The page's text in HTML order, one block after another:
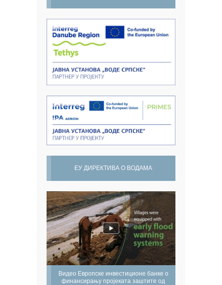
ЕУ ДИРЕКТИВА О ВОДАМА
Видео Европске инвестиционе банке о
финансирању пројеката заштите од